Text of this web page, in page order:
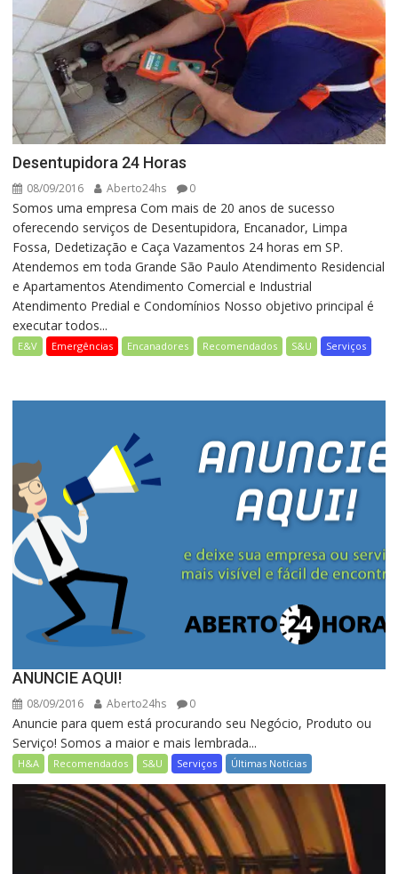
Desentupidora 24 Horas
08/09/2016 Aberto24hs 0
Somos uma empresa Com mais de 20 anos de sucesso
oferecendo serviços de Desentupidora, Encanador, Limpa
Fossa, Dedetização e Caça Vazamentos 24 horas em SP.
Atendemos em toda Grande São Paulo Atendimento Residencial
e Apartamentos Atendimento Comercial e Industrial
Atendimento Predial e Condomínios Nosso objetivo principal é
executar todos...
E&V Emergências Encanadores Recomendados S&U Serviços
ANUNCIE AQUI!
08/09/2016 Aberto24hs 0
Anuncie para quem está procurando seu Negócio, Produto ou
Serviço! Somos a maior e mais lembrada...
H&A Recomendados S&U Serviços Últimas Notícias